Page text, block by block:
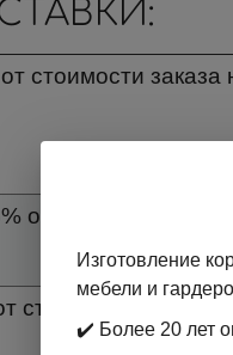
стоимости
от стоимости
скидки,
стоимости заказа
но
Изготовление
мебели и
✔️ Более 20 лет